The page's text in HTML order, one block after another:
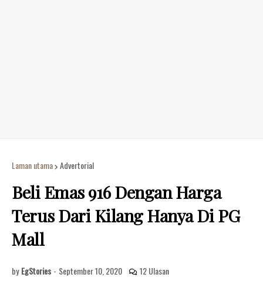
Laman utama Advertorial
Beli Emas 916 Dengan Harga
Terus Dari Kilang Hanya Di PG
Mall
by EgStories - September 10, 2020 12 Ulasan